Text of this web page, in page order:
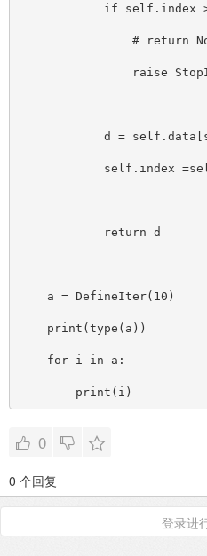
if self.index
# return
raise
            d = self.data
[
self.index
            return d
    a = DefineIter(10)
    print(type(a))
    for i in a:
        print(i)
0
0 个回复
登录进